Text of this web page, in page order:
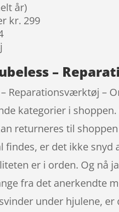
år)
kr. 299
–
Reparationsværktøj –
kategorier i
returneres til
findes, er det ikke
er i orden. Og nå
fra det anerkendte
under hjulene,